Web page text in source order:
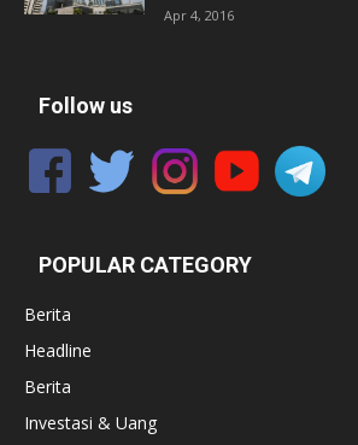
Apr 4, 2016
Follow us
POPULAR CATEGORY
Berita
Headline
Berita
Investasi & Uang